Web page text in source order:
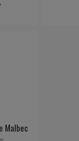
Malbec